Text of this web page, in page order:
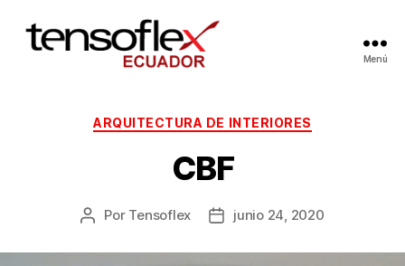
Menú
ARQUITECTURA DE INTERIORES
CBF
Por Tensoflex junio 24, 2020